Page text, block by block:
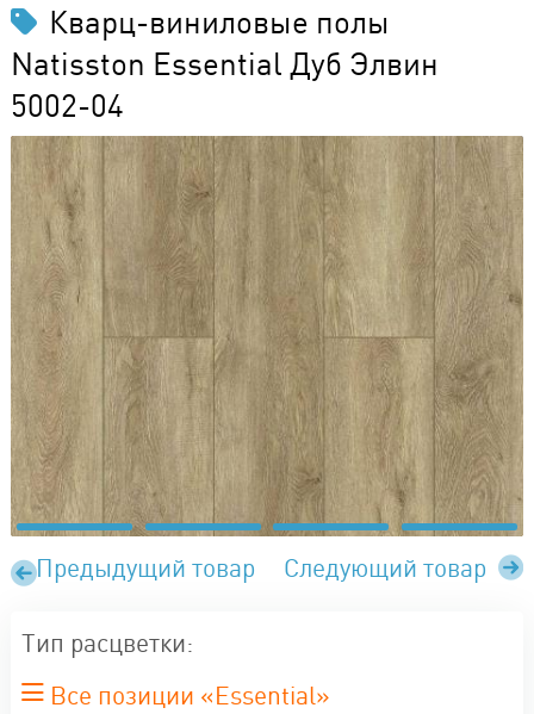
Кварц-виниловые полы
Natisston Essential Дуб Элвин
5002-04
Предыдущий товар Следующий товар
Тип расцветки:
Все позиции «Essential»